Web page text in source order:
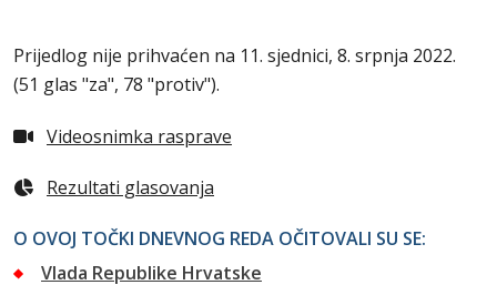
Prijedlog nije prihvaćen na 11. sjednici, 8. srpnja 2022.
(51 glas "za", 78 "protiv").
Videosnimka rasprave
Rezultati glasovanja
O OVOJ TOČKI DNEVNOG REDA OČITOVALI SU SE:
Vlada Republike Hrvatske